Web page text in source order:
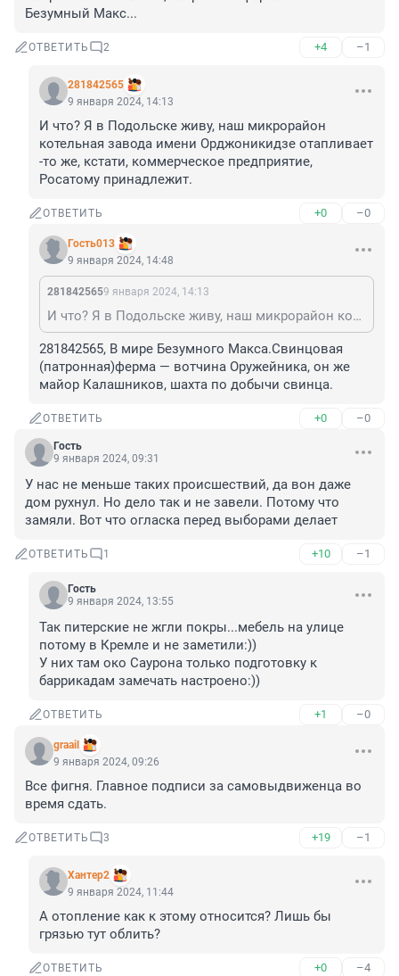
Безумный Макс...
ОТВЕТИТЬ 2 +4 –1
281842565
9 января 2024, 14:13
И что? Я в Подольске живу, наш микрорайон
котельная завода имени Орджоникидзе отапливает
-то же, кстати, коммерческое предприятие,
Росатому принадлежит.
ОТВЕТИТЬ +0 –0
Гость013
9 января 2024, 14:48
2818425659 января 2024, 14:13
И что? Я в Подольске живу, наш микрорайон котельная завода имени Орджоникидзе отапливает -то же, кстати, коммерческое предприятие, Росатому принадлежит.
281842565, В мире Безумного Макса.Свинцовая
(патронная)ферма — вотчина Оружейника, он же
майор Калашников, шахта по добычи свинца.
ОТВЕТИТЬ +0 –0
Гость
9 января 2024, 09:31
У нас не меньше таких происшествий, да вон даже
дом рухнул. Но дело так и не завели. Потому что
замяли. Вот что огласка перед выборами делает
ОТВЕТИТЬ 1 +10 –1
Гость
9 января 2024, 13:55
Так питерские не жгли покры...мебель на улице
потому в Кремле и не заметили:))
У них там око Саурона только подготовку к
баррикадам замечать настроено:))
ОТВЕТИТЬ +1 –0
graail
9 января 2024, 09:26
Все фигня. Главное подписи за самовыдвиженца во
время сдать.
ОТВЕТИТЬ 3 +19 –1
Хантер2
9 января 2024, 11:44
А отопление как к этому относится? Лишь бы
грязью тут облить?
ОТВЕТИТЬ +0 –4